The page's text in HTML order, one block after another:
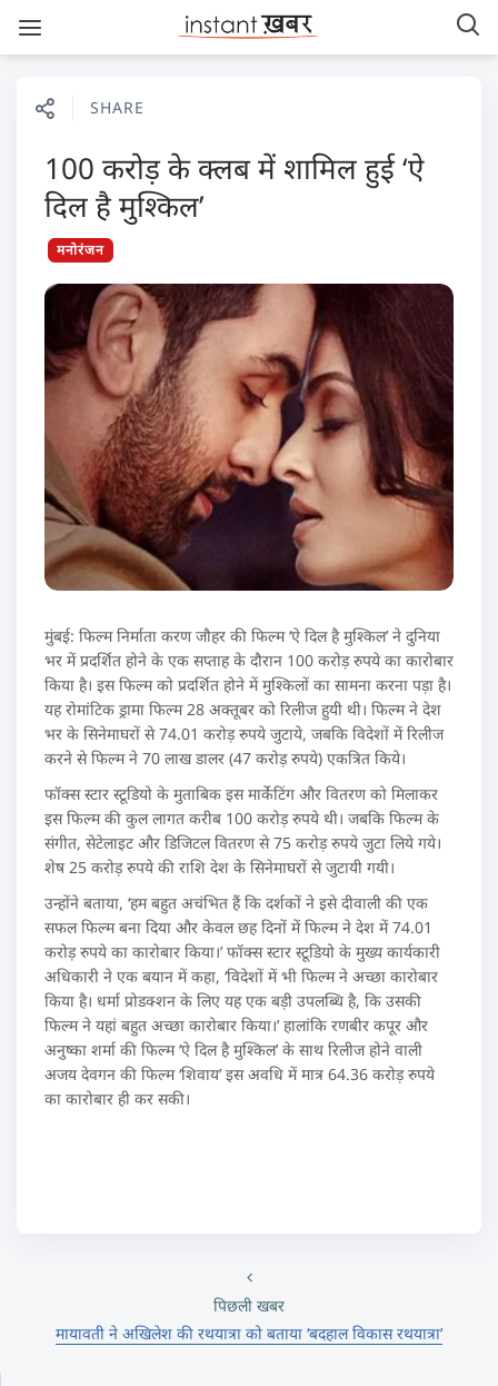
SHARE
100 करोड़ के क्लब में शामिल हुई ‘ऐ
दिल है मुश्किल’
मनोरंजन
मुंबई: फिल्म निर्माता करण जौहर की फिल्म ‘ऐ दिल है मुश्किल’ ने दुनिया
भर में प्रदर्शित होने के एक सप्ताह के दौरान 100 करोड़ रुपये का कारोबार
किया है। इस फिल्म को प्रदर्शित होने में मुश्किलों का सामना करना पड़ा है।
यह रोमांटिक ड्रामा फिल्म 28 अक्तूबर को रिलीज हुयी थी। फिल्म ने देश
भर के सिनेमाघरों से 74.01 करोड़ रुपये जुटाये, जबकि विदेशों में रिलीज
करने से फिल्म ने 70 लाख डालर (47 करोड़ रुपये) एकत्रित किये।
फॉक्स स्टार स्टूडियो के मुताबिक इस मार्केटिंग और वितरण को मिलाकर
इस फिल्म की कुल लागत करीब 100 करोड़ रुपये थी। जबकि फिल्म के
संगीत, सेटेलाइट और डिजिटल वितरण से 75 करोड़ रुपये जुटा लिये गये।
शेष 25 करोड़ रुपये की राशि देश के सिनेमाघरों से जुटायी गयी।
उन्होंने बताया, ‘हम बहुत अचंभित हैं कि दर्शकों ने इसे दीवाली की एक
सफल फिल्म बना दिया और केवल छह दिनों में फिल्म ने देश में 74.01
करोड़ रुपये का कारोबार किया।’ फॉक्स स्टार स्टूडियो के मुख्य कार्यकारी
अधिकारी ने एक बयान में कहा, ‘विदेशों में भी फिल्म ने अच्छा कारोबार
किया है। धर्मा प्रोडक्शन के लिए यह एक बड़ी उपलब्धि है, कि उसकी
फिल्म ने यहां बहुत अच्छा कारोबार किया।’ हालांकि रणबीर कपूर और
अनुष्का शर्मा की फिल्म ‘ऐ दिल है मुश्किल’ के साथ रिलीज होने वाली
अजय देवगन की फिल्म ‘शिवाय’ इस अवधि में मात्र 64.36 करोड़ रुपये
का कारोबार ही कर सकी।
पिछली खबर
मायावती ने अखिलेश की रथयात्रा को बताया ‘बदहाल विकास रथयात्रा’